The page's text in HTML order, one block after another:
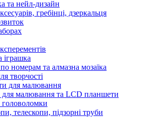
та нейл-дизайн
гребінці, дзеркальця
іграшка
номерам та алмазна мозаїка
творчості
для малювання
малювання та LCD планшети
головоломки
телескопи, підзорні труби